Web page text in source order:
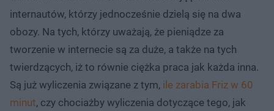
internautów, którzy jednocześnie dzielą się na dwa
obozy. Na tych, którzy uważają, że pieniądze za
tworzenie w internecie są za duże, a także na tych
twierdzących, iż to równie ciężka praca jak każda inna.
Są już wyliczenia związane z tym, ile zarabia Friz w 60
minut, czy chociażby wyliczenia dotyczące tego, jak